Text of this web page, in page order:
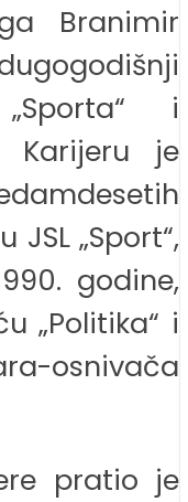
Branimir
i
Karijeru je
„Sport“,
godine,
„Politika“ i
osnivača
pratio je